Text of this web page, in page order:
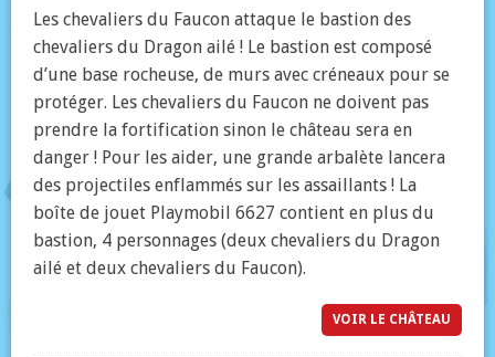
Les chevaliers du Faucon attaque le bastion des
chevaliers du Dragon ailé ! Le bastion est composé
d’une base rocheuse, de murs avec créneaux pour se
protéger. Les chevaliers du Faucon ne doivent pas
prendre la fortification sinon le château sera en
danger ! Pour les aider, une grande arbalète lancera
des projectiles enflammés sur les assaillants ! La
boîte de jouet Playmobil 6627 contient en plus du
bastion, 4 personnages (deux chevaliers du Dragon
ailé et deux chevaliers du Faucon).
VOIR LE CHÂTEAU